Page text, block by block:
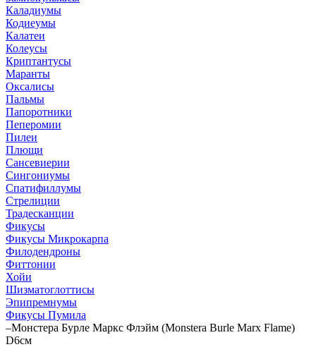
Каладиумы
Кодиеумы
Калатеи
Колеусы
Криптантусы
Маранты
Оксалисы
Пальмы
Папоротники
Пеперомии
Пилеи
Плющи
Сансевиерии
Сингониумы
Спатифиллумы
Стрелиции
Традесканции
Фикусы
Фикусы Микрокарпа
Филодендроны
Фиттонии
Хойи
Шизматоглоттисы
Эпипремнумы
Фикусы Пумила
–Монстера Бурле Маркс Флэйм (Monstera Burle Marx Flame)
D6см